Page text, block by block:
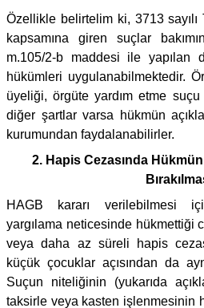
Özellikle belirtelim ki, 3713
kapsamına giren suçlar
m.105/2-b maddesi ile yapılan
hükümleri uygulanabilmektedir.
üyeliği, örgüte yardım etme
diğer şartlar varsa hükmün
kurumundan faydalanabilirler.
2. Hapis Cezasında Hükmün
HAGB kararı verilebilmesi
yargılama neticesinde hükmettiği
veya daha az süreli hapis
küçük çocuklar açısından da
Suçun niteliğinin (yukarıda
taksirle veya kasten işlenmesinin